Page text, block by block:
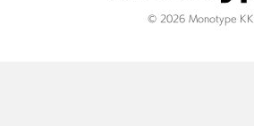
© 2026 Monotype KK